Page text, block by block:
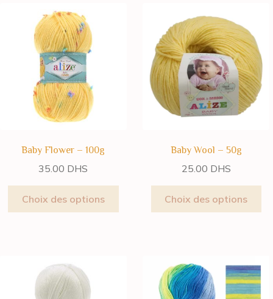
Baby Flower – 100g
35.00 DHS
Choix des options
Baby Wool – 50g
25.00 DHS
Choix des options